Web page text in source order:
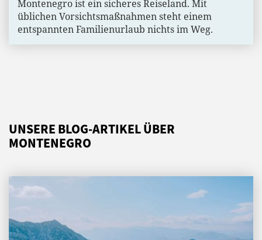
Montenegro ist ein sicheres Reiseland. Mit
üblichen Vorsichtsmaßnahmen steht einem
entspannten Familienurlaub nichts im Weg.
UNSERE BLOG-ARTIKEL ÜBER
MONTENEGRO